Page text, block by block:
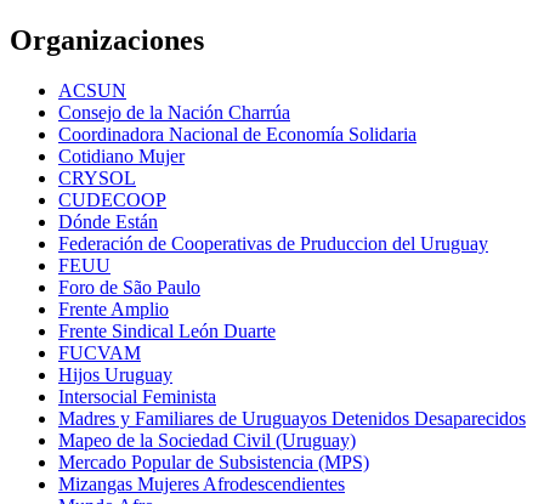
Organizaciones
ACSUN
Consejo de la Nación Charrúa
Coordinadora Nacional de Economía Solidaria
Cotidiano Mujer
CRYSOL
CUDECOOP
Dónde Están
Federación de Cooperativas de Pruduccion del Uruguay
FEUU
Foro de São Paulo
Frente Amplio
Frente Sindical León Duarte
FUCVAM
Hijos Uruguay
Intersocial Feminista
Madres y Familiares de Uruguayos Detenidos Desaparecidos
Mapeo de la Sociedad Civil (Uruguay)
Mercado Popular de Subsistencia (MPS)
Mizangas Mujeres Afrodescendientes